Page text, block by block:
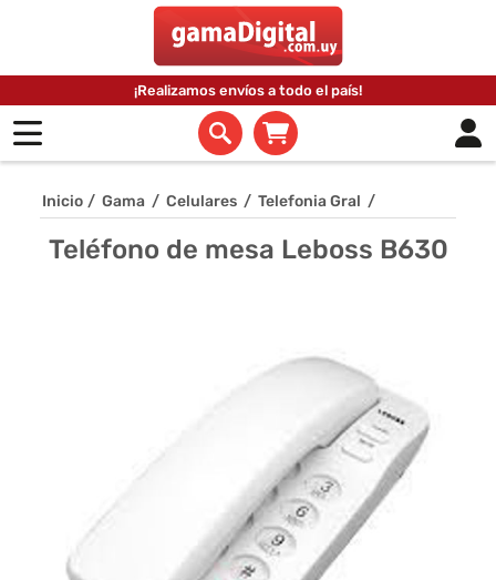
¡Realizamos envíos a todo el país!
Inicio / Gama / Celulares / Telefonia Gral /
Teléfono de mesa Leboss B630